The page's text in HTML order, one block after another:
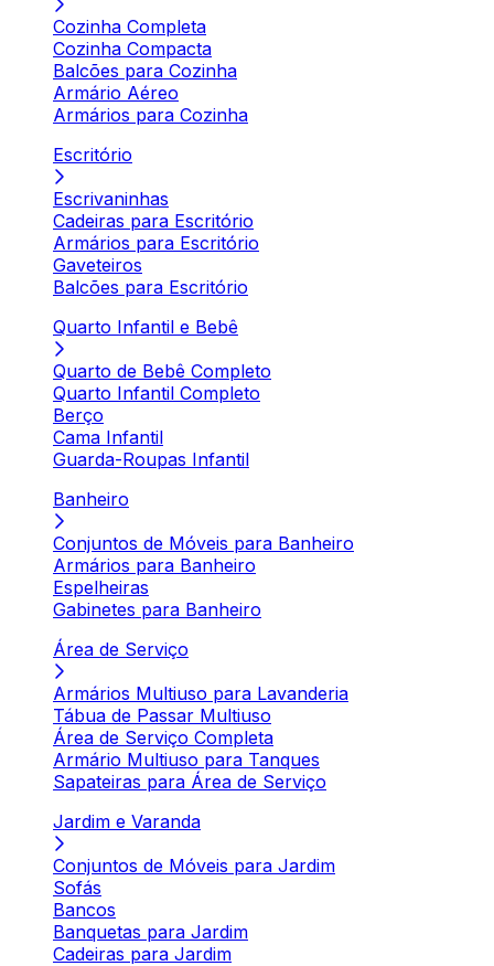
Cozinha Completa
Cozinha Compacta
Balcões para Cozinha
Armário Aéreo
Armários para Cozinha
Escritório
Escrivaninhas
Cadeiras para Escritório
Armários para Escritório
Gaveteiros
Balcões para Escritório
Quarto Infantil e Bebê
Quarto de Bebê Completo
Quarto Infantil Completo
Berço
Cama Infantil
Guarda-Roupas Infantil
Banheiro
Conjuntos de Móveis para Banheiro
Armários para Banheiro
Espelheiras
Gabinetes para Banheiro
Área de Serviço
Armários Multiuso para Lavanderia
Tábua de Passar Multiuso
Área de Serviço Completa
Armário Multiuso para Tanques
Sapateiras para Área de Serviço
Jardim e Varanda
Conjuntos de Móveis para Jardim
Sofás
Bancos
Banquetas para Jardim
Cadeiras para Jardim